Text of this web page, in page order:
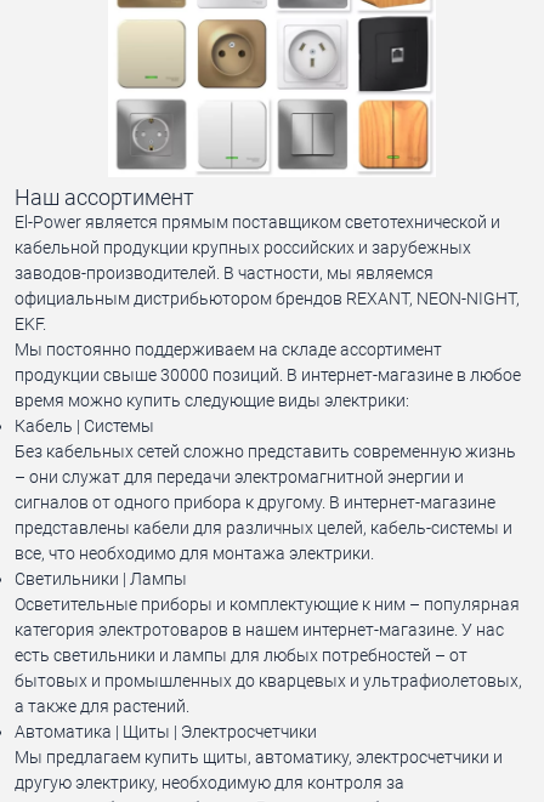
Наш ассортимент
El-Power является прямым поставщиком светотехнической и
кабельной продукции крупных российских и зарубежных
заводов-производителей. В частности, мы являемся
официальным дистрибьютором брендов REXANT, NEON-NIGHT,
EKF.
Мы постоянно поддерживаем на складе ассортимент
продукции свыше 30000 позиций. В интернет-магазине в любое
время можно купить следующие виды электрики:
Кабель | Системы
Без кабельных сетей сложно представить современную жизнь
– они служат для передачи электромагнитной энергии и
сигналов от одного прибора к другому. В интернет-магазине
представлены кабели для различных целей, кабель-системы и
все, что необходимо для монтажа электрики.
Светильники | Лампы
Осветительные приборы и комплектующие к ним – популярная
категория электротоваров в нашем интернет-магазине. У нас
есть светильники и лампы для любых потребностей – от
бытовых и промышленных до кварцевых и ультрафиолетовых,
а также для растений.
Автоматика | Щиты | Электросчетчики
Мы предлагаем купить щиты, автоматику, электросчетчики и
другую электрику, необходимую для контроля за